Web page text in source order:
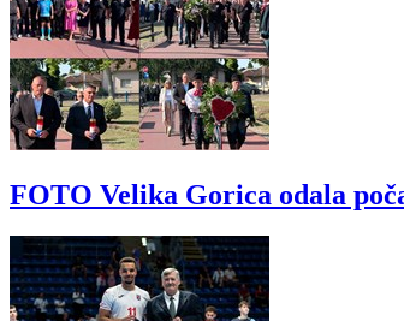
FOTO Velika Gorica odala